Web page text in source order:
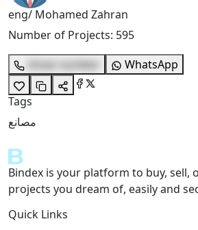
eng/ Mohamed Zahran
Number of Projects: 595
show number
WhatsApp
Tags
مصانع
Bindex is your platform to buy, sell,
projects you dream of, easily and
Quick Links